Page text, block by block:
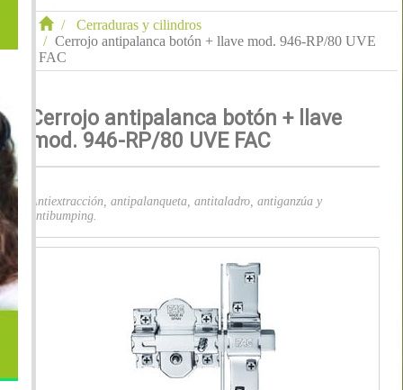
Cerraduras y cilindros
Cerrojo antipalanca botón + llave mod. 946-RP/80 UVE
FAC
Cerrojo antipalanca botón + llave
mod. 946-RP/80 UVE FAC
Antiextracción, antipalanqueta, antitaladro, antiganzúa y
antibumping.